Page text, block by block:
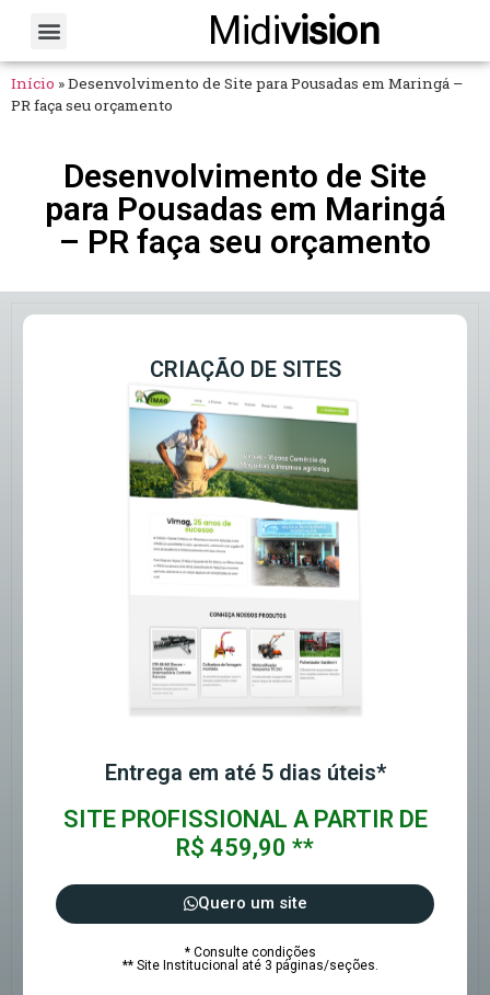
Midivision
Início »Desenvolvimento de Site para Pousadas em Maringá –
PR faça seu orçamento
Desenvolvimento de Site
para Pousadas em Maringá
– PR faça seu orçamento
CRIAÇÃO DE SITES
Entrega em até 5 dias úteis*
SITE PROFISSIONAL A PARTIR DE
R$ 459,90 **
Quero um site
* Consulte condições
** Site Institucional até 3 páginas/seções.